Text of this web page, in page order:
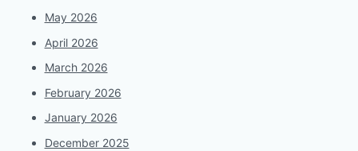
May 2026
April 2026
March 2026
February 2026
January 2026
December 2025